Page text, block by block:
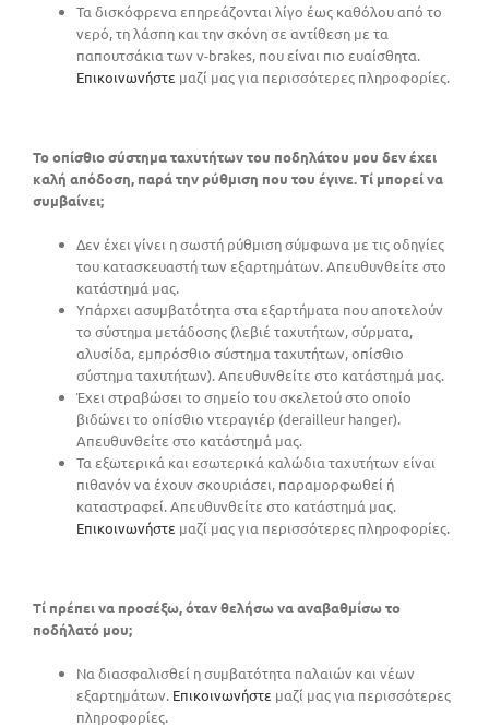
Τα δισκόφρενα επηρεάζονται λίγο έως καθόλου από το
νερό, τη λάσπη και την σκόνη σε αντίθεση με τα
παπουτσάκια των v-brakes, που είναι πιο ευαίσθητα.
Επικοινωνήστε μαζί μας για περισσότερες πληροφορίες.
Το οπίσθιο σύστημα ταχυτήτων του ποδηλάτου μου δεν έχει
καλή απόδοση, παρά την ρύθμιση που του έγινε. Τί μπορεί να
συμβαίνει;
Δεν έχει γίνει η σωστή ρύθμιση σύμφωνα με τις οδηγίες
του κατασκευαστή των εξαρτημάτων. Απευθυνθείτε στο
κατάστημά μας.
Υπάρχει ασυμβατότητα στα εξαρτήματα που αποτελούν
το σύστημα μετάδοσης (λεβιέ ταχυτήτων, σύρματα,
αλυσίδα, εμπρόσθιο σύστημα ταχυτήτων, οπίσθιο
σύστημα ταχυτήτων). Απευθυνθείτε στο κατάστημά μας.
Έχει στραβώσει το σημείο του σκελετού στο οποίο
βιδώνει το οπίσθιο ντεραγιέρ (derailleur hanger).
Απευθυνθείτε στο κατάστημά μας.
Τα εξωτερικά και εσωτερικά καλώδια ταχυτήτων είναι
πιθανόν να έχουν σκουριάσει, παραμορφωθεί ή
καταστραφεί. Απευθυνθείτε στο κατάστημά μας.
Επικοινωνήστε μαζί μας για περισσότερες πληροφορίες.
Τί πρέπει να προσέξω, όταν θελήσω να αναβαθμίσω το
ποδήλατό μου;
Nα διασφαλισθεί η συμβατότητα παλαιών και νέων
εξαρτημάτων. Επικοινωνήστε μαζί μας για περισσότερες
πληροφορίες.